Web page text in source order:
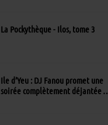
La Pockythèque - Ilos, tome 3
Ile d’Yeu : DJ Fanou promet une
soirée complètement déjantée à